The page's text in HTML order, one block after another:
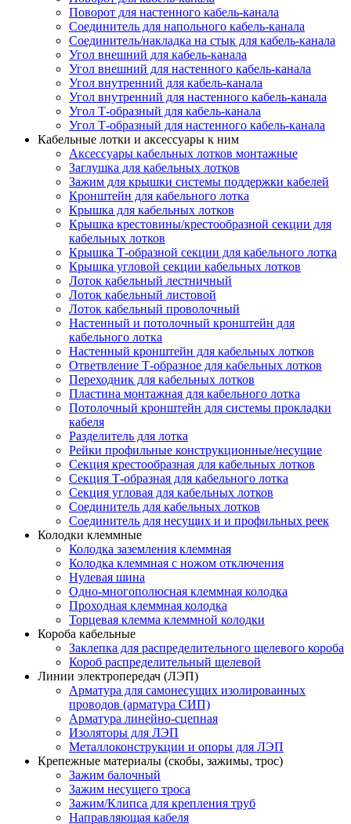
Поворот для настенного кабель-канала
Соединитель для напольного кабель-канала
Соединитель/накладка на стык для кабель-канала
Угол внешний для кабель-канала
Угол внешний для настенного кабель-канала
Угол внутренний для кабель-канала
Угол внутренний для настенного кабель-канала
Угол Т-образный для кабель-канала
Угол Т-образный для настенного кабель-канала
Кабельные лотки и аксессуары к ним
Аксессуары кабельных лотков монтажные
Заглушка для кабельных лотков
Зажим для крышки системы поддержки кабелей
Кронштейн для кабельного лотка
Крышка для кабельных лотков
Крышка крестовины/крестообразной секции для
кабельных лотков
Крышка Т-образной секции для кабельного лотка
Крышка угловой секции кабельных лотков
Лоток кабельный лестничный
Лоток кабельный листовой
Лоток кабельный проволочный
Настенный и потолочный кронштейн для
кабельного лотка
Настенный кронштейн для кабельных лотков
Ответвление Т-образное для кабельных лотков
Переходник для кабельных лотков
Пластина монтажная для кабельного лотка
Потолочный кронштейн для системы прокладки
кабеля
Разделитель для лотка
Рейки профильные конструкционные/несущие
Секция крестообразная для кабельных лотков
Секция Т-образная для кабельного лотка
Секция угловая для кабельных лотков
Соединитель для кабельных лотков
Соединитель для несущих и и профильных реек
Колодки клеммные
Колодка заземления клеммная
Колодка клеммная с ножом отключения
Нулевая шина
Одно-многополюсная клеммная колодка
Проходная клеммная колодка
Торцевая клемма клеммной колодки
Короба кабельные
Заклепка для распределительного щелевого короба
Короб распределительный щелевой
Линии электропередач (ЛЭП)
Арматура для самонесущих изолированных
проводов (арматура СИП)
Арматура линейно-сцепная
Изоляторы для ЛЭП
Металлоконструкции и опоры для ЛЭП
Крепежные материалы (скобы, зажимы, трос)
Зажим балочный
Зажим несущего троса
Зажим/Клипса для крепления труб
Направляющая кабеля